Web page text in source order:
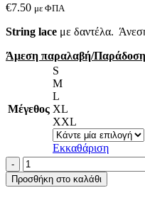
€7.50 με ΦΠΑ
String lace με δαντέλα.
Άμεση παραλαβή/Παράδοση
Μέγεθος
S
M
L
XL
XXL
Εκκαθάριση
AA-
UNDERWEAR
String
Προσθήκη στο καλάθι